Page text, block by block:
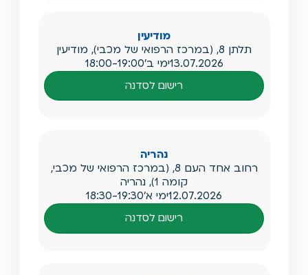
מודיעין
תלתן 8, (במרכז הרפואי של מכבי), מודיעין
13.07.2026ימי ב'18:00-19:00
רישום לסדנה
נהריה
רחוב אחד העם 8, (במרכז הרפואי של מכבי,
קומה 1), נהריה
12.07.2026ימי א'18:30-19:30
רישום לסדנה